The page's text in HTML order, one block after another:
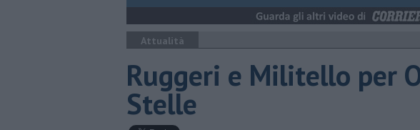
Attualità
Ruggeri e Militello per
Stelle